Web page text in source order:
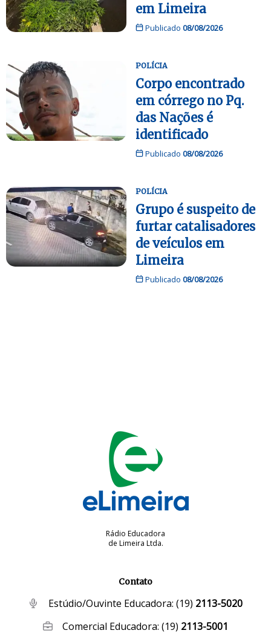
em Limeira
Publicado 08/08/2026
POLÍCIA
Corpo encontrado
em córrego no Pq.
das Nações é
identificado
Publicado 08/08/2026
POLÍCIA
Grupo é suspeito de
furtar catalisadores
de veículos em
Limeira
Publicado 08/08/2026
Rádio Educadora
de Limeira Ltda.
Contato
Estúdio/Ouvinte Educadora: (19) 2113-5020
Comercial Educadora:(19) 2113-5001